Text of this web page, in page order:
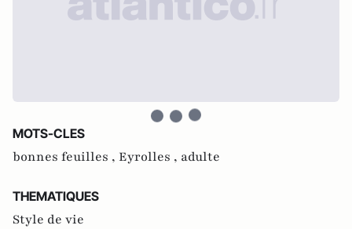
MOTS-CLES
bonnes feuilles , Eyrolles , adulte
THEMATIQUES
Style de vie